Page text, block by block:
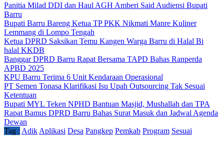
Panitia Milad DDI dan Haul AGH Amberi Said Audiensi Bupati
Barru
Bupati Barru Bareng Ketua TP PKK Nikmati Manre Kuliner
Lemmang di Lompo Tengah
Ketua DPRD Saksikan Temu Kangen Warga Barru di Halal Bi
halal KKDB
Banggar DPRD Barru Rapat Bersama TAPD Bahas Ranperda
APBD 2025
KPU Barru Terima 6 Unit Kendaraan Operasional
PT Semen Tonasa Klarifikasi Isu Upah Outsourcing Tak Sesuai
Ketentuan
Bupati MYL Teken NPHD Bantuan Masjid, Mushallah dan TPA
Rapat Bamus DPRD Barru Bahas Surat Masuk dan Jadwal Agenda
Dewan
Tag : Adik Aplikasi Desa Pangkep Pemkab Program Sesuai